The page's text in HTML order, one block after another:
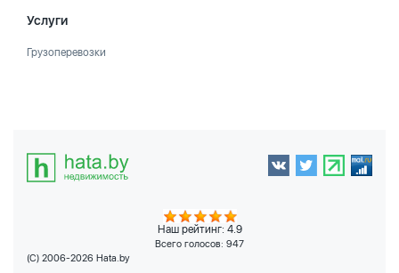
Услуги
Грузоперевозки
Наш рейтинг: 4.9
Всего голосов: 947
(C) 2006-2026 Hata.by